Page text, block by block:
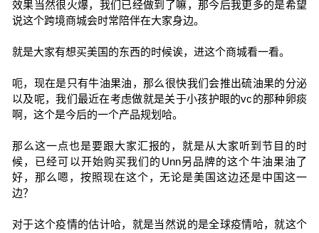
效果当然很火爆，我们已经做到了嘛，那今后我更多的是希望
说这个跨境商城会时常陪伴在大家身边。
就是大家有想买美国的东西的时候诶，进这个商城看一看。
呃，现在是只有牛油果油，那么很快我们会推出硫油果的分泌
以及呢，我们最近在考虑做就是关于小孩护眼的vc的那种卵痰
啊，这个是今后的一个产品规划哈。
那么这一点也是要跟大家汇报的，就是从大家听到节目的时
候，已经可以开始购买我们的Unn另品牌的这个牛油果油了
好，那么嗯，按照现在这个，无论是美国这边还是中国这一
边？
对于这个疫情的估计哈，就是当然说的是全球疫情哈，就这个